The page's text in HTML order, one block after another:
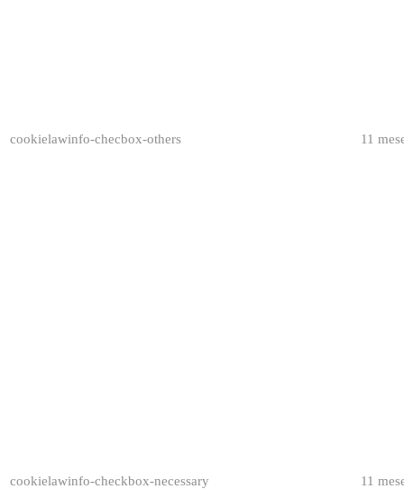
cookielawinfo-checbox-others 11
cookielawinfo-checkbox-necessary 11